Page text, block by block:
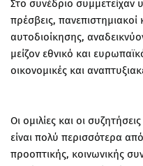
Στο συνέδριο
πρέσβεις,
αυτοδιοίκησης,
μείζον εθνικό και
οικονομικές και
Οι ομιλίες και οι
είναι πολύ περισσότερα
προοπτικής, κοινωνικής